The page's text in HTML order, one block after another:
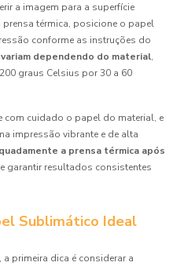
a imagem para a superfície
térmica, posicione o papel
conforme as instruções do
dependendo do material,
graus Celsius por 30 a 60
com cuidado o papel do material, e
impressão vibrante e de alta
a prensa térmica após
garantir resultados consistentes
Sublimático Ideal
primeira dica é considerar a